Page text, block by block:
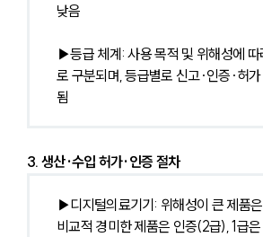
낮음
▶등급 체계: 사용 목적 및 위해성에
로 구분되며, 등급별로 신고·인증·허
됨
3. 생산·수입 허가·인증 절차
▶디지털의료기기: 위해성이 큰 제품
비교적 경미한 제품은 인증(2급), 1급